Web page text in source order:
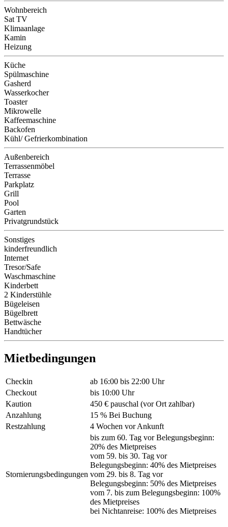
Wohnbereich
Sat TV
Klimaanlage
Kamin
Heizung
Küche
Spülmaschine
Gasherd
Wasserkocher
Toaster
Mikrowelle
Kaffeemaschine
Backofen
Kühl/ Gefrierkombination
Außenbereich
Terrassenmöbel
Terrasse
Parkplatz
Grill
Pool
Garten
Privatgrundstück
Sonstiges
kinderfreundlich
Internet
Tresor/Safe
Waschmaschine
Kinderbett
2 Kinderstühle
Bügeleisen
Bügelbrett
Bettwäsche
Handtücher
Mietbedingungen
Checkin
ab 16:00 bis 22:00 Uhr
Checkout
bis 10:00 Uhr
Kaution
450 € pauschal (vor Ort zahlbar)
Anzahlung
15 % Bei Buchung
Restzahlung
4 Wochen vor Ankunft
Stornierungsbedingungen
bis zum 60. Tag vor Belegungsbeginn:
20% des Mietpreises
vom 59. bis 30. Tag vor
Belegungsbeginn: 40% des Mietpreises
vom 29. bis 8. Tag vor
Belegungsbeginn: 50% des Mietpreises
vom 7. bis zum Belegungsbeginn: 100%
des Mietpreises
bei Nichtanreise: 100% des Mietpreises